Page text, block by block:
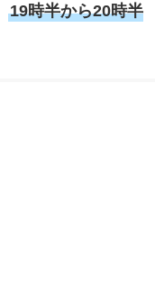
19時半から20時半